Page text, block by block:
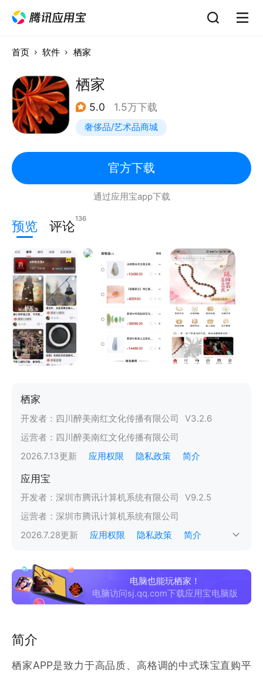
首页 软件 栖家
栖家
5.0 1.5万下载
奢侈品/艺术品商城
官方下载
通过应用宝app下载
预览 评论136
栖家
开发者： 四川醉美南红文化传播有限公司 V3.2.6
运营者： 四川醉美南红文化传播有限公司
2026.7.13更新 应用权限 隐私政策 简介
应用宝
开发者： 深圳市腾讯计算机系统有限公司 V9.2.5
运营者： 深圳市腾讯计算机系统有限公司
2026.7.28更新 应用权限 隐私政策 简介
电脑也能玩栖家！
电脑访问sj.qq.com下载应用宝电脑版
简介
栖家APP是致力于高品质、高格调的中式珠宝直购平